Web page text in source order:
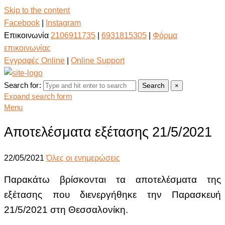
Skip to the content
Facebook
Instagram
Επικοινωνία 2106911735 6931815305
Φόρμα
επικοινωνίας
Εγγραφές Online
Online Support
Search for: Search ×
Expand search form
Menu
Αποτελέσματα εξέτασης 21/5/2021
22/05/2021 Όλες οι ενημερώσεις
Παρακάτω βρίσκονται τα αποτελέσματα της
εξέτασης που διενεργήθηκε την Παρασκευή
21/5/2021 στη Θεσσαλονίκη.